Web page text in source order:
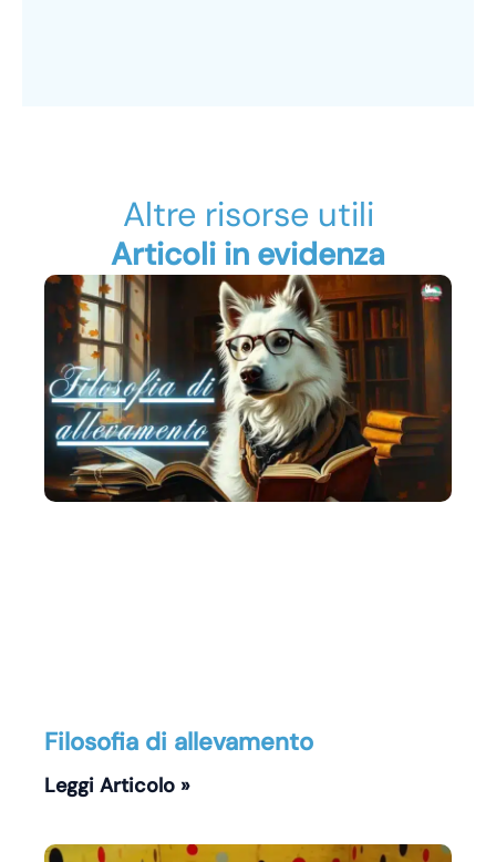
Altre risorse utili
Articoli in evidenza
Filosofia di allevamento
Leggi Articolo »